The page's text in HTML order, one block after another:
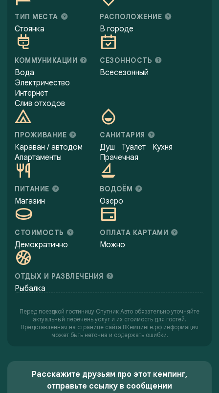
ТИП МЕСТА
Стоянка
РАСПОЛОЖЕНИЕ
В городе
КОММУНИКАЦИИ
Вода
Электричество
Интернет
Слив отходов
СЕЗОННОСТЬ
Всесезонный
ПРОЖИВАНИЕ
Караван / автодом
Апартаменты
САНИТАРИЯ
Душ Туалет
Кухня
Прачечная
ПИТАНИЕ
Магазин
ВОДОЁМ
Озеро
СТОИМОСТЬ
Демократично
ОПЛАТА КАРТАМИ
Можно
ОТДЫХ И РАЗВЛЕЧЕНИЯ
Рыбалка
Перед поездкой гостиницу Спутник Авто обязательно уточняйте
актуальный перечень услуг и их стоимость для гостей.
Представленная на странице сайта ВКемпинге.рф информация
может быть неточна и содержать ошибки.
Расскажите друзьям про этот кемпинг,
отправьте ссылку в сообщении